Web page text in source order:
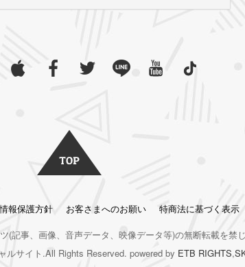
報保護方針 お客さまへのお願い 特商法に基づく表示
(記事、画像、音声データ、映像データ等)の無断転載を禁じ
ルサイト.All Rights Reserved. powered by ETB RIGHTS,